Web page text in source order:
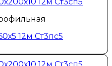
12м Ст3пс5